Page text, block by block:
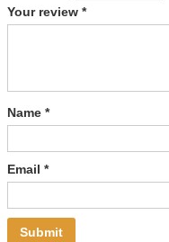
Your review *
Name *
Email *